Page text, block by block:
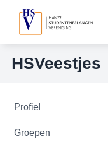
HSVeestjes
Profiel
Groepen